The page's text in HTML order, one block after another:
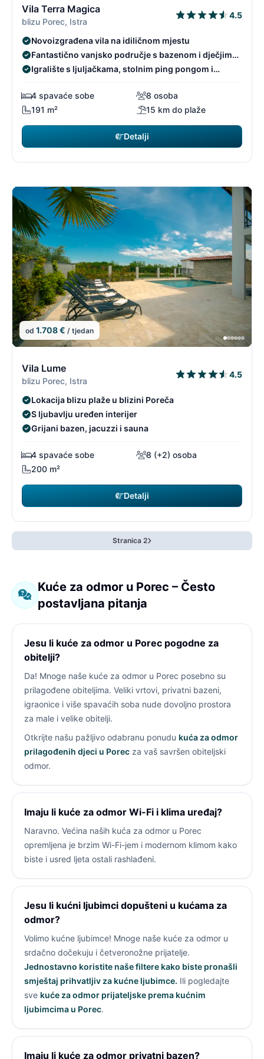
Vila Terra Magica
blizu Porec, Istra
4.5
Novoizgrađena vila na idiličnom mjestu
Fantastično vanjsko područje s bazenom i dječjim
bazenom
Igralište s ljuljačkama, stolnim ping pongom i
4 spavaće sobe
8 osoba
191 m²
15 km do plaže
Detalji
od 1.708 € / tjedan
Vila Lume
blizu Porec, Istra
4.5
Lokacija blizu plaže u blizini Poreča
S ljubavlju uređen interijer
Grijani bazen, jacuzzi i sauna
4 spavaće sobe
8 (+2) osoba
200 m²
Detalji
Stranica 2
Kuće za odmor u Porec – Često
postavljana pitanja
Jesu li kuće za odmor u Porec pogodne za
obitelji?
Da! Mnoge naše kuće za odmor u Porec posebno su
prilagođene obiteljima. Veliki vrtovi, privatni bazeni,
igraonice i više spavaćih soba nude dovoljno prostora
za male i velike obitelji.
Otkrijte našu pažljivo odabranu ponudu kuća za odmor
prilagođenih djeci u Porec za vaš savršen obiteljski
odmor.
Imaju li kuće za odmor Wi-Fi i klima uređaj?
Naravno. Većina naših kuća za odmor u Porec
opremljena je brzim Wi-Fi-jem i modernom klimom kako
biste i usred ljeta ostali rashlađeni.
Jesu li kućni ljubimci dopušteni u kućama za
odmor?
Volimo kućne ljubimce! Mnoge naše kuće za odmor u
srdačno dočekuju i četveronožne prijatelje.
Jednostavno koristite naše filtere kako biste pronašli
smještaj prihvatljiv za kućne ljubimce. Ili pogledajte
sve kuće za odmor prijateljske prema kućnim
ljubimcima u Porec.
Imaju li kuće za odmor privatni bazen?